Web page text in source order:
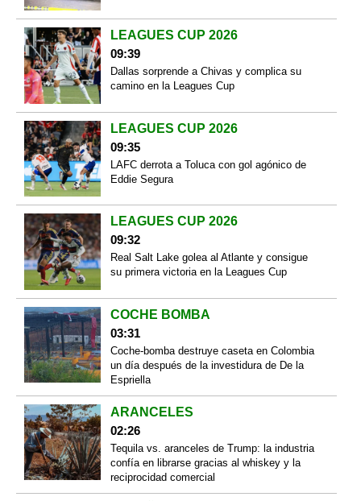
LEAGUES CUP 2026
09:39
Dallas sorprende a Chivas y complica su
camino en la Leagues Cup
LEAGUES CUP 2026
09:35
LAFC derrota a Toluca con gol agónico de
Eddie Segura
LEAGUES CUP 2026
09:32
Real Salt Lake golea al Atlante y consigue
su primera victoria en la Leagues Cup
COCHE BOMBA
03:31
Coche-bomba destruye caseta en Colombia
un día después de la investidura de De la
Espriella
ARANCELES
02:26
Tequila vs. aranceles de Trump: la industria
confía en librarse gracias al whiskey y la
reciprocidad comercial